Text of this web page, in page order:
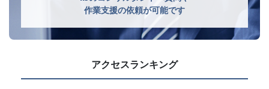
作業支援の依頼が可能です
アクセスランキング